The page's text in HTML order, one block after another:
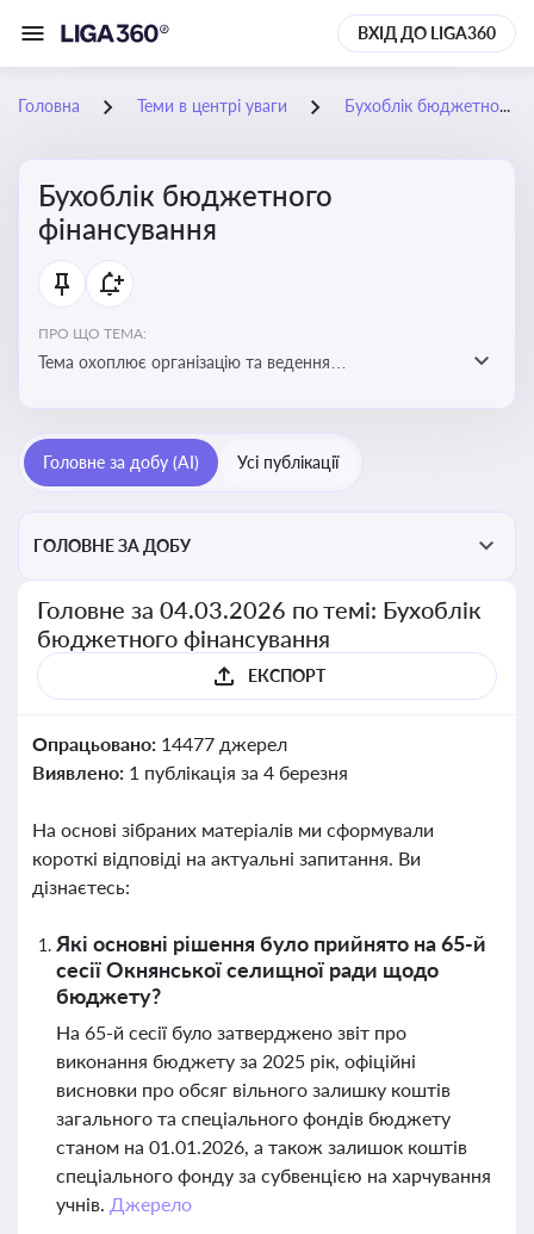
ВХІД ДО LIGA360
Головна Теми в центрі уваги Бухоблік бюджетного фінансування
Бухоблік бюджетного
фінансування
ПРО ЩО ТЕМА:
Тема охоплює організацію та ведення
Головне за добу (AI) Усі публікації
ГОЛОВНЕ ЗА ДОБУ
Головне за 04.03.2026 по темі: Бухоблік
бюджетного фінансування
ЕКСПОРТ
Опрацьовано: 14477 джерел
Виявлено: 1 публікація за 4 березня
На основі зібраних матеріалів ми сформували
короткі відповіді на актуальні запитання. Ви
дізнаєтесь:
Які основні рішення було прийнято на 65-й
сесії Окнянської селищної ради щодо
бюджету?
На 65-й сесії було затверджено звіт про
виконання бюджету за 2025 рік, офіційні
висновки про обсяг вільного залишку коштів
загального та спеціального фондів бюджету
станом на 01.01.2026, а також залишок коштів
спеціального фонду за субвенцією на харчування
учнів. Джерело